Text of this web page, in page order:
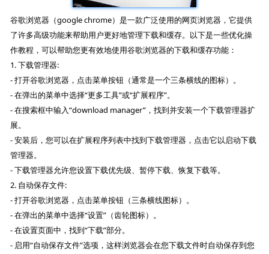
谷歌浏览器（google chrome）是一款广泛使用的网页浏览器，它提供
了许多高级功能来帮助用户更好地管理下载和缓存。以下是一些优化操
作教程，可以帮助您更有效地使用谷歌浏览器的下载和缓存功能：
1. 下载管理器:
- 打开谷歌浏览器，点击菜单按钮（通常是一个三条横线的图标）。
- 在弹出的菜单中选择“更多工具”或“扩展程序”。
- 在搜索框中输入“download manager”，找到并安装一个下载管理器扩
展。
- 安装后，您可以在扩展程序列表中找到下载管理器，点击它以启动下载
管理器。
- 下载管理器允许您设置下载优先级、暂停下载、恢复下载等。
2. 自动保存文件:
- 打开谷歌浏览器，点击菜单按钮（三条横线图标）。
- 在弹出的菜单中选择“设置”（齿轮图标）。
- 在设置页面中，找到“下载”部分。
- 启用“自动保存文件”选项，这样浏览器会在您下载文件时自动保存到您